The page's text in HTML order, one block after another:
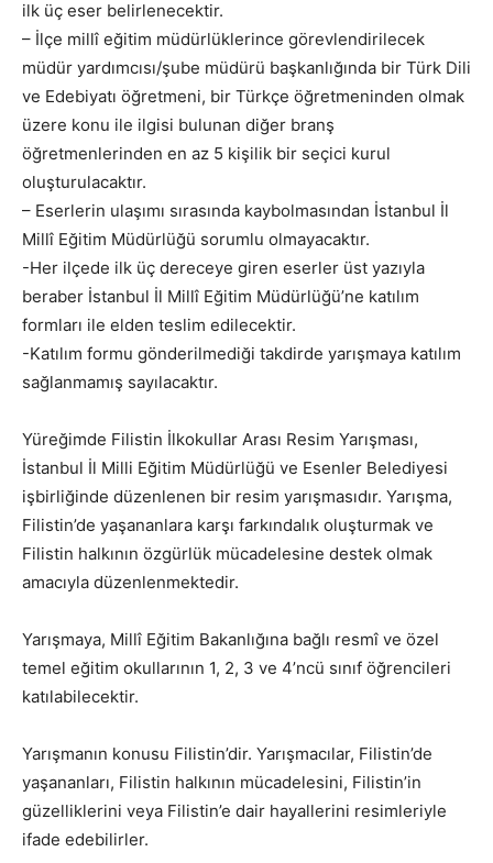
ilk üç eser belirlenecektir.
– İlçe millî eğitim müdürlüklerince görevlendirilecek
müdür yardımcısı/şube müdürü başkanlığında bir Türk Dili
ve Edebiyatı öğretmeni, bir Türkçe öğretmeninden olmak
üzere konu ile ilgisi bulunan diğer branş
öğretmenlerinden en az 5 kişilik bir seçici kurul
oluşturulacaktır.
– Eserlerin ulaşımı sırasında kaybolmasından İstanbul İl
Millî Eğitim Müdürlüğü sorumlu olmayacaktır.
-Her ilçede ilk üç dereceye giren eserler üst yazıyla
beraber İstanbul İl Millî Eğitim Müdürlüğü’ne katılım
formları ile elden teslim edilecektir.
-Katılım formu gönderilmediği takdirde yarışmaya katılım
sağlanmamış sayılacaktır.
Yüreğimde Filistin İlkokullar Arası Resim Yarışması,
İstanbul İl Milli Eğitim Müdürlüğü ve Esenler Belediyesi
işbirliğinde düzenlenen bir resim yarışmasıdır. Yarışma,
Filistin’de yaşananlara karşı farkındalık oluşturmak ve
Filistin halkının özgürlük mücadelesine destek olmak
amacıyla düzenlenmektedir.
Yarışmaya, Millî Eğitim Bakanlığına bağlı resmî ve özel
temel eğitim okullarının 1, 2, 3 ve 4’ncü sınıf öğrencileri
katılabilecektir.
Yarışmanın konusu Filistin’dir. Yarışmacılar, Filistin’de
yaşananları, Filistin halkının mücadelesini, Filistin’in
güzelliklerini veya Filistin’e dair hayallerini resimleriyle
ifade edebilirler.